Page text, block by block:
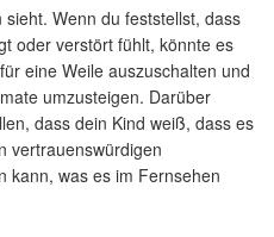
Wenn du feststellst, dass
oder verstört fühlt, könnte es
eine Weile auszuschalten und
umzusteigen. Darüber
dass dein Kind weiß, dass es
vertrauenswürdigen
kann, was es im Fernsehen